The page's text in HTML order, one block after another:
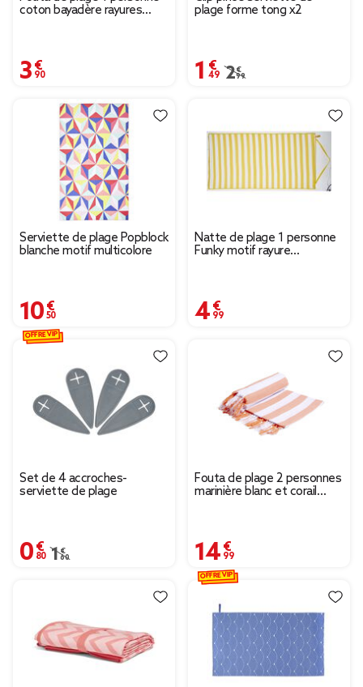
coton bayadère rayures
3,90 €
plage forme tong x2
1,49 €
Prix remisé de 2,99 €
2,99 €
Serviette de plage Popblock
blanche motif multicolore
10,50 €
Natte de plage 1 personne
Funky motif rayure
4,99 €
Set de 4 accroches-
serviette de plage
0,80 €
Prix remisé de 1,60 € à 0,80 €
1,60 €
OFFRE VIP
Fouta de plage 2 personnes
marinière blanc et corail
14,99 €
OFFRE VIP